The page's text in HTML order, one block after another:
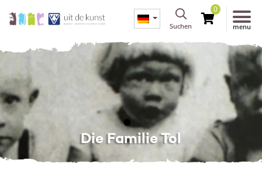
Suchen
0
menu
Die Familie Tol